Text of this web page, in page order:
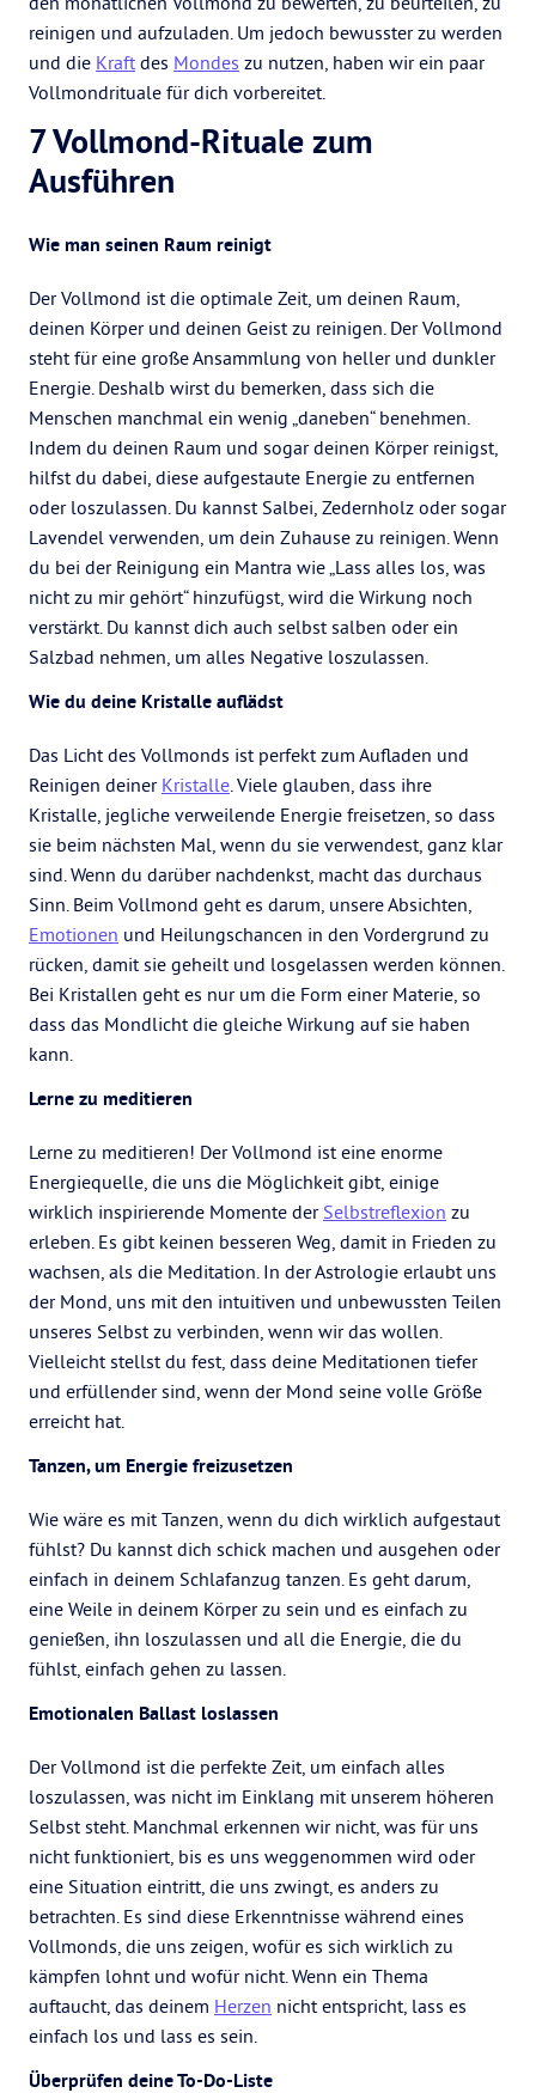
reinigen und aufzuladen. Um jedoch bewusster zu werden
und die Kraft des Mondes zu nutzen, haben wir ein paar
Vollmondrituale für dich vorbereitet.
7 Vollmond-Rituale zum
Ausführen
Wie man seinen Raum reinigt
Der Vollmond ist die optimale Zeit, um deinen Raum,
deinen Körper und deinen Geist zu reinigen. Der Vollmond
steht für eine große Ansammlung von heller und dunkler
Energie. Deshalb wirst du bemerken, dass sich die
Menschen manchmal ein wenig „daneben“ benehmen.
Indem du deinen Raum und sogar deinen Körper reinigst,
hilfst du dabei, diese aufgestaute Energie zu entfernen
oder loszulassen. Du kannst Salbei, Zedernholz oder sogar
Lavendel verwenden, um dein Zuhause zu reinigen. Wenn
du bei der Reinigung ein Mantra wie „Lass alles los, was
nicht zu mir gehört“ hinzufügst, wird die Wirkung noch
verstärkt. Du kannst dich auch selbst salben oder ein
Salzbad nehmen, um alles Negative loszulassen.
Wie du deine Kristalle auflädst
Das Licht des Vollmonds ist perfekt zum Aufladen und
Reinigen deiner Kristalle. Viele glauben, dass ihre
Kristalle, jegliche verweilende Energie freisetzen, so dass
sie beim nächsten Mal, wenn du sie verwendest, ganz klar
sind. Wenn du darüber nachdenkst, macht das durchaus
Sinn. Beim Vollmond geht es darum, unsere Absichten,
Emotionen und Heilungschancen in den Vordergrund zu
rücken, damit sie geheilt und losgelassen werden können.
Bei Kristallen geht es nur um die Form einer Materie, so
dass das Mondlicht die gleiche Wirkung auf sie haben
kann.
Lerne zu meditieren
Lerne zu meditieren! Der Vollmond ist eine enorme
Energiequelle, die uns die Möglichkeit gibt, einige
wirklich inspirierende Momente der Selbstreflexion zu
erleben. Es gibt keinen besseren Weg, damit in Frieden zu
wachsen, als die Meditation. In der Astrologie erlaubt uns
der Mond, uns mit den intuitiven und unbewussten Teilen
unseres Selbst zu verbinden, wenn wir das wollen.
Vielleicht stellst du fest, dass deine Meditationen tiefer
und erfüllender sind, wenn der Mond seine volle Größe
erreicht hat.
Tanzen, um Energie freizusetzen
Wie wäre es mit Tanzen, wenn du dich wirklich aufgestaut
fühlst? Du kannst dich schick machen und ausgehen oder
einfach in deinem Schlafanzug tanzen. Es geht darum,
eine Weile in deinem Körper zu sein und es einfach zu
genießen, ihn loszulassen und all die Energie, die du
fühlst, einfach gehen zu lassen.
Emotionalen Ballast loslassen
Der Vollmond ist die perfekte Zeit, um einfach alles
loszulassen, was nicht im Einklang mit unserem höheren
Selbst steht. Manchmal erkennen wir nicht, was für uns
nicht funktioniert, bis es uns weggenommen wird oder
eine Situation eintritt, die uns zwingt, es anders zu
betrachten. Es sind diese Erkenntnisse während eines
Vollmonds, die uns zeigen, wofür es sich wirklich zu
kämpfen lohnt und wofür nicht. Wenn ein Thema
auftaucht, das deinem Herzen nicht entspricht, lass es
einfach los und lass es sein.
Überprüfen deine To-Do-Liste